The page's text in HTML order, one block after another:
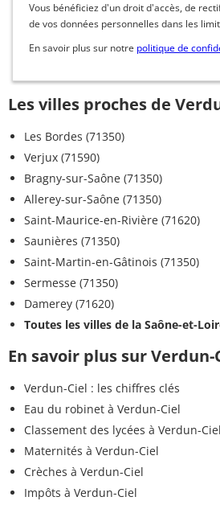
Vous bénéficiez d'un droit d'accès, de
de vos données personnelles dans les
En savoir plus sur notre politique de
Les villes proches de
Les Bordes (71350)
Verjux (71590)
Bragny-sur-Saône (71350)
Allerey-sur-Saône (71350)
Saint-Maurice-en-Rivière (71620)
Saunières (71350)
Saint-Martin-en-Gâtinois (71350)
Sermesse (71350)
Damerey (71620)
Toutes les villes de la Saône-et-
En savoir plus sur Verdun-
Verdun-Ciel : les chiffres clés
Eau du robinet à Verdun-Ciel
Classement des lycées à Verdun-Ciel
Maternités à Verdun-Ciel
Crèches à Verdun-Ciel
Impôts à Verdun-Ciel